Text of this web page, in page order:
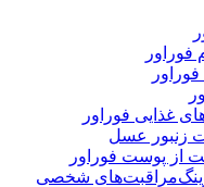
فوراور
غذایی فوراور
زنبور عسل
از پوست فوراور
مراقبت‌های شخصی